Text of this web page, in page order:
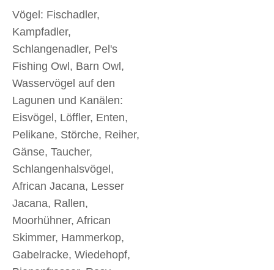
Vögel: Fischadler,
Kampfadler,
Schlangenadler, Pel's
Fishing Owl, Barn Owl,
Wasservögel auf den
Lagunen und Kanälen:
Eisvögel, Löffler, Enten,
Pelikane, Störche, Reiher,
Gänse, Taucher,
Schlangenhalsvögel,
African Jacana, Lesser
Jacana, Rallen,
Moorhühner, African
Skimmer, Hammerkop,
Gabelracke, Wiedehopf,